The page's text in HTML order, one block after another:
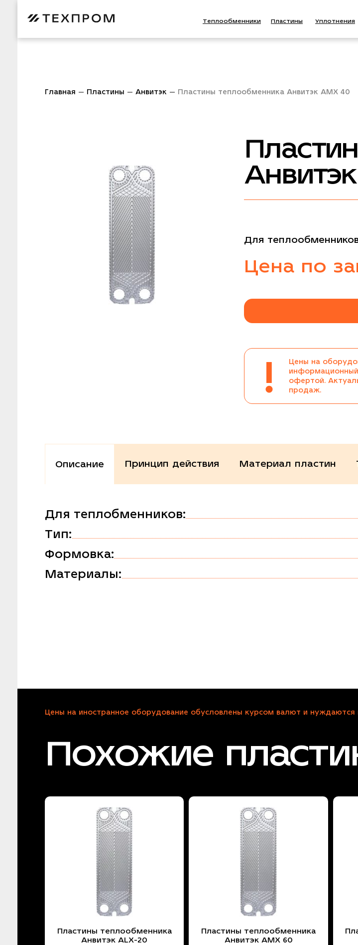
Теплообменники Пластины Уплотнения
Главная Пластины Анвитэк Пластины теплообменника Анвитэк AMX 40
Для
Цена по
!
Цены на
офертой.
продаж.
Описание Принцип действия Материал пластин
Для теплобменников:
Тип:
Формовка:
Материалы:
Цены на иностранное оборудование обусловлены курсом валют и нуждаются
Похожие
Пластины теплообменника
Анвитэк ALX-20
Пластины теплообменника
Анвитэк AMX 60